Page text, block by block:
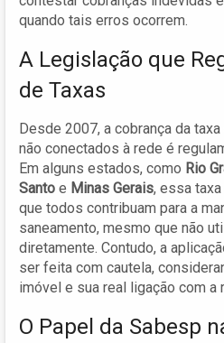
quando tais erros ocorrem.
A Legislação que
de Taxas
Desde 2007, a cobrança da
não conectados à rede é
Em alguns estados, como Rio
Santo e Minas Gerais, essa
que todos contribuam para a
saneamento, mesmo que não
diretamente. Contudo, a
ser feita com cautela,
imóvel e sua real ligação com a
O Papel da Sabesp